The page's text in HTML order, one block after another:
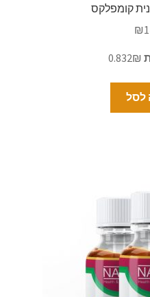
קומפלקס
₪
לסל